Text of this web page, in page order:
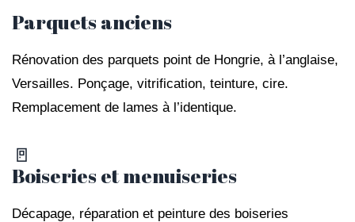
Parquets anciens
Rénovation des parquets point de Hongrie, à l’anglaise,
Versailles. Ponçage, vitrification, teinture, cire.
Remplacement de lames à l’identique.
🚪
Boiseries et menuiseries
Décapage, réparation et peinture des boiseries